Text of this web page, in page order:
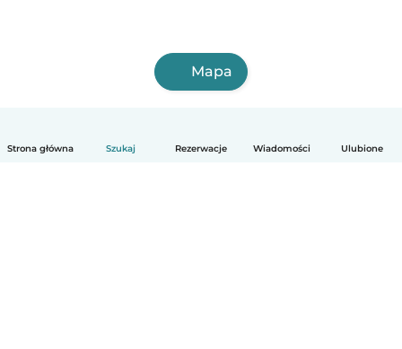
Strona główna Szukaj Rezerwacje Wiadomości Ulubione
Mapa